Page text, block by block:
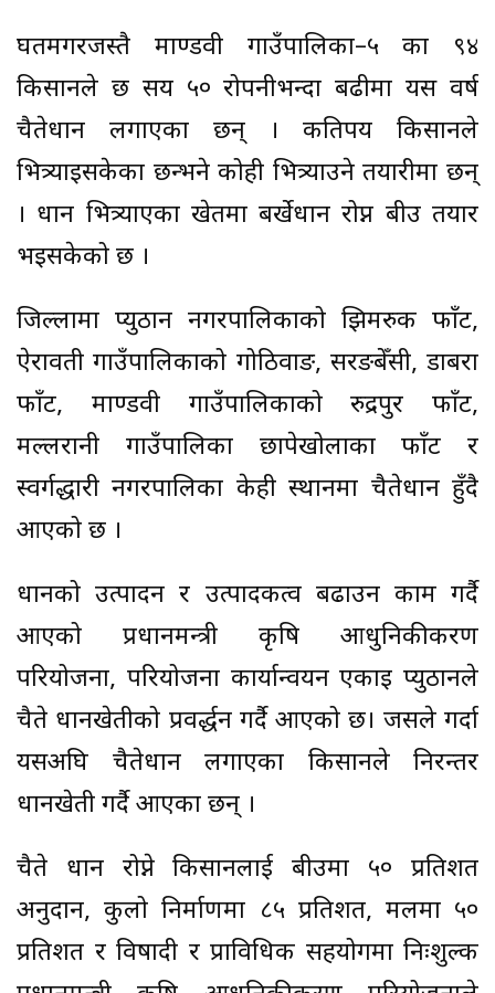
घर्तीमगरजस्तै माण्डवी गाउँपालिका–५ का ९४
किसानले छ सय ५० रोपनीभन्दा बढीमा यस वर्ष
चैतेधान लगाएका छन् । कतिपय किसानले
भित्र्याइसकेका छन्भने कोही भित्र्याउने तयारीमा छन्
। धान भित्र्याएका खेतमा बर्खेधान रोप्न बीउ तयार
भइसकेको छ ।
जिल्लामा प्युठान नगरपालिकाको झिमरुक फाँट,
ऐरावती गाउँपालिकाको गोठिवाङ, सरङबेँसी, डाबरा
फाँट, माण्डवी गाउँपालिकाको रुद्रपुर फाँट,
मल्लरानी गाउँपालिका छापेखोलाका फाँट र
स्वर्गद्धारी नगरपालिका केही स्थानमा चैतेधान हुँदै
आएको छ ।
धानको उत्पादन र उत्पादकत्व बढाउन काम गर्दै
आएको प्रधानमन्त्री कृषि आधुनिकीकरण
परियोजना, परियोजना कार्यान्वयन एकाइ प्युठानले
चैते धानखेतीको प्रवर्द्धन गर्दै आएको छ। जसले गर्दा
यसअघि चैतेधान लगाएका किसानले निरन्तर
धानखेती गर्दै आएका छन् ।
चैते धान रोप्ने किसानलाई बीउमा ५० प्रतिशत
अनुदान, कुलो निर्माणमा ८५ प्रतिशत, मलमा ५०
प्रतिशत र विषादी र प्राविधिक सहयोगमा निःशुल्क